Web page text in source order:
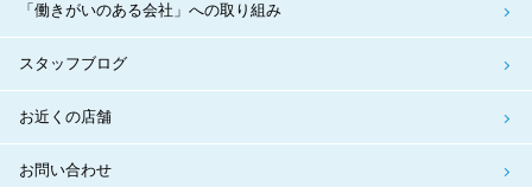
「働きがいのある会社」への取り組み
スタッフブログ
お近くの店舗
お問い合わせ